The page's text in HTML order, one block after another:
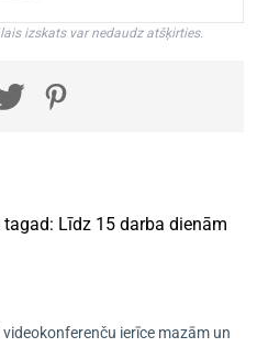
izskats var nedaudz atšķirties.
Līdz 15 darba dienām
videokonferenču ierīce mazām un